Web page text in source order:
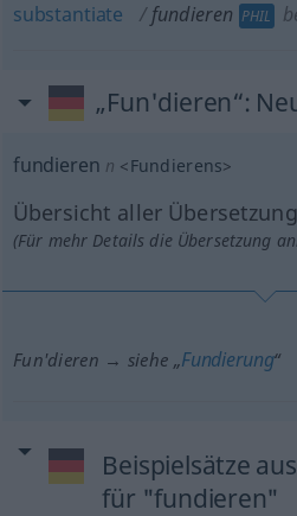
substantiate fundieren PHIL
„Fun'dieren“:
fundieren n <Fundierens>
Übersicht aller
(Für mehr Details die Übersetzung
Fun'dieren → siehe „Fundierung“
Beispielsätze
für "fundieren"